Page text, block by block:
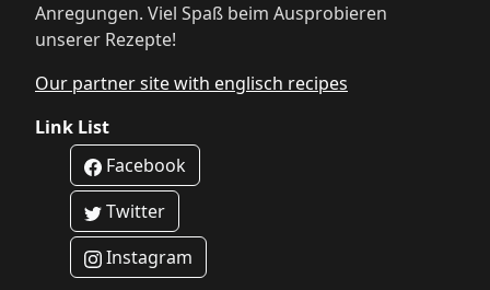
Anregungen. Viel Spaß beim Ausprobieren
unserer Rezepte!
Our partner site with englisch recipes
Link List
Facebook
Twitter
Instagram